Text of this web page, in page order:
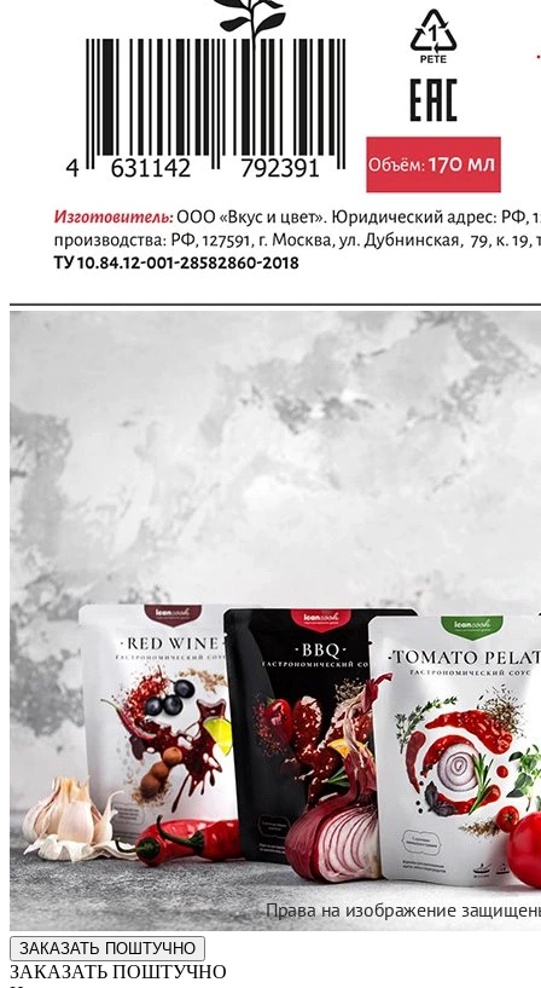
ЗАКАЗАТЬ ПОШТУЧНО
ЗАКАЗАТЬ ПОШТУЧНО